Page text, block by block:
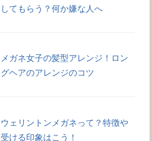
してもらう？何か嫌な人へ
メガネ女子の髪型アレンジ！ロン
グヘアのアレンジのコツ
ウェリントンメガネって？特徴や
受ける印象はこう！